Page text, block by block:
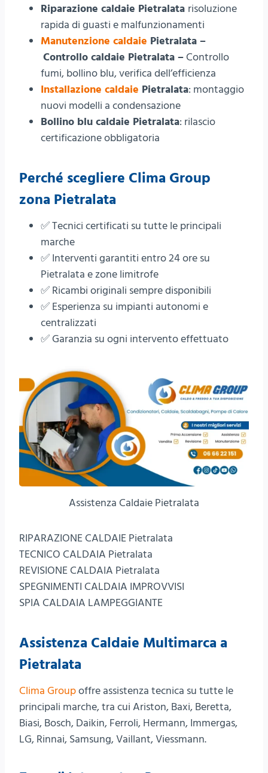
Riparazione caldaie Pietralata risoluzione
rapida di guasti e malfunzionamenti
Manutenzione caldaie Pietralata –
Controllo caldaie Pietralata – Controllo
fumi, bollino blu, verifica dell’efficienza
Installazione caldaie Pietralata: montaggio
nuovi modelli a condensazione
Bollino blu caldaie Pietralata: rilascio
certificazione obbligatoria
Perché scegliere Clima Group
zona Pietralata
✅ Tecnici certificati su tutte le principali
marche
✅ Interventi garantiti entro 24 ore su
Pietralata e zone limitrofe
✅ Ricambi originali sempre disponibili
✅ Esperienza su impianti autonomi e
centralizzati
✅ Garanzia su ogni intervento effettuato
Assistenza Caldaie Pietralata
RIPARAZIONE CALDAIE Pietralata
TECNICO CALDAIA Pietralata
REVISIONE CALDAIA Pietralata
SPEGNIMENTI CALDAIA IMPROVVISI
SPIA CALDAIA LAMPEGGIANTE
Assistenza Caldaie Multimarca a
Pietralata
Clima Groupoffre assistenza tecnica su tutte le
principali marche, tra cui Ariston, Baxi, Beretta,
Biasi, Bosch, Daikin, Ferroli, Hermann, Immergas,
LG, Rinnai, Samsung, Vaillant, Viessmann.